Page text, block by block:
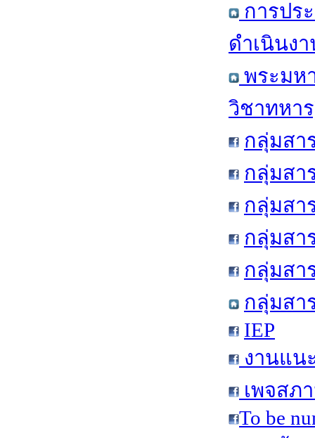
การปร
ดำเนินง
พระมห
วิชาทหา
กลุ่มสา
กลุ่มสา
กลุ่มสา
กลุ่มสา
กลุ่มสา
กลุ่มสา
IEP
งานแน
เพจสภ
To be